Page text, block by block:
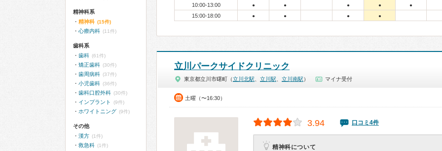
10:00-13:00 ● ● ● ● ●
15:00-18:00 ● ● ● ●
立川パークサイドクリニック
東京都立川市曙町（立川北駅 立川駅 立川南駅 ） マイナ受付
土曜（〜16:30）
3.94 口コミ4件
精神科について
精神科系
精神科 (15件)
心療内科 (11件)
歯科系
歯科 (61件)
矯正歯科 (30件)
歯周病科 (37件)
小児歯科 (36件)
歯科口腔外科 (30件)
インプラント (9件)
ホワイトニング (9件)
その他
漢方 (1件)
救急科 (1件)